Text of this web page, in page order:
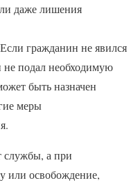
даже лишения
гражданин не явился
подал необходимую
быть назначен
меры
службы, а при
или освобождение,